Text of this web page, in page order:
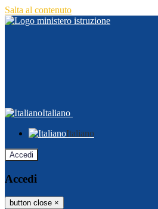
Salta al contenuto
Italiano
Italiano
Accedi
Accedi
button close ×